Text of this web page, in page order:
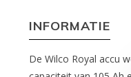
INFORMATIE
De Wilco Royal accu